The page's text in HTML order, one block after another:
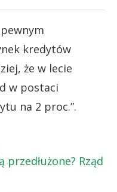
kredytów
że w lecie
w postaci
na 2 proc.”.
Rząd